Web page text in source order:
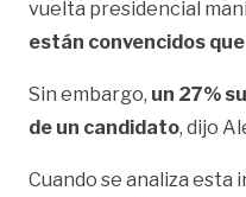
vuelta presidencial
están convencidos
Sin embargo, un 27%
de un candidato, dijo
Cuando se analiza